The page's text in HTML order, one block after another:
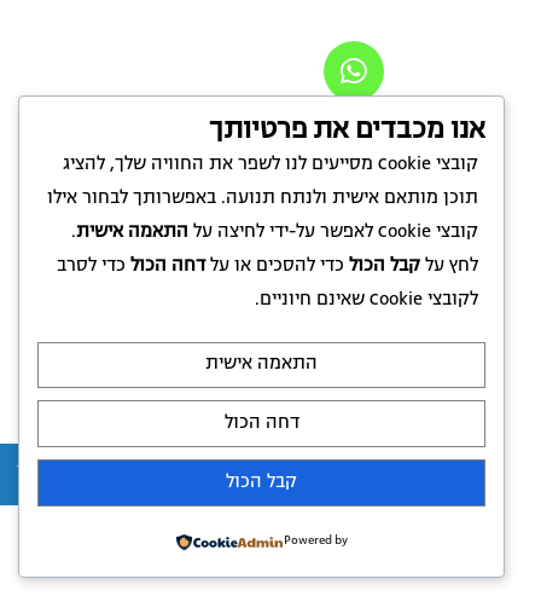
אנו מכבדים את פרטיותך
קובצי Cookie מסייעים לנו לשפר את החוויה שלך, להציג
תוכן מותאם אישית ולנתח תנועה. באפשרותך לבחור אילו
קובצי Cookie לאפשר על-ידי לחיצה על
התאמה אישית.
לחץ על קבל הכולכדי להסכים או עלדחה הכולכדי לסרב
לקובצי Cookie שאינם חיוניים.
התאמה אישית
דחה הכול
קבל הכול
Powered by